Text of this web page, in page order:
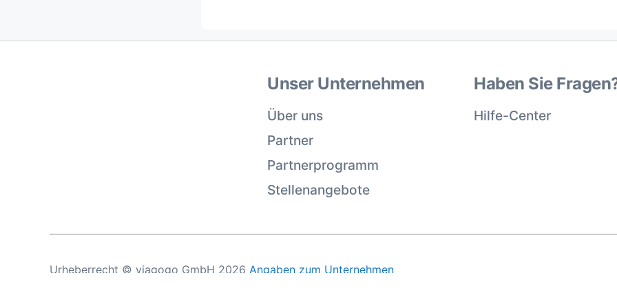
Unser Unternehmen
Über uns
Partner
Partnerprogramm
Stellenangebote
Haben Sie
Hilfe-Center
Urheberrecht © viagogo GmbH 2026 Angaben zum Unternehmen